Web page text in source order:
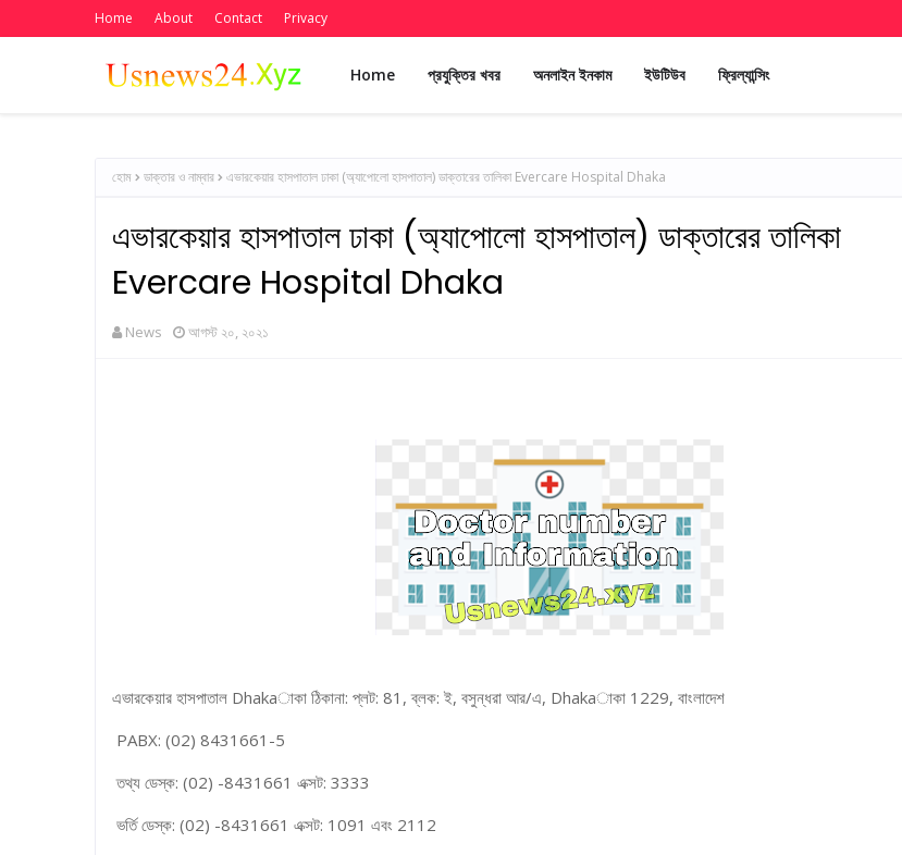
Home About Contact Privacy
Home প্রযুক্তির খবর অনলাইন ইনকাম ইউটিউব ফ্রিল্যান্সিং
হোম ডাক্তার ও নাম্বার এভারকেয়ার হাসপাতাল ঢাকা (অ্যাপোলো হাসপাতাল) ডাক্তারের তালিকা Evercare Hospital Dhaka
এভারকেয়ার হাসপাতাল ঢাকা (অ্যাপোলো হাসপাতাল) ডাক্তারের তালিকা
Evercare Hospital Dhaka
News আগস্ট ২০, ২০২১
এভারকেয়ার হাসপাতাল Dhakaাকা ঠিকানা: প্লট: 81, ব্লক: ই, বসুন্ধরা আর/এ, Dhakaাকা 1229, বাংলাদেশ
PABX: (02) 8431661-5
তথ্য ডেস্ক: (02) -8431661 এক্সট: 3333
ভর্তি ডেস্ক: (02) -8431661 এক্সট: 1091 এবং 2112